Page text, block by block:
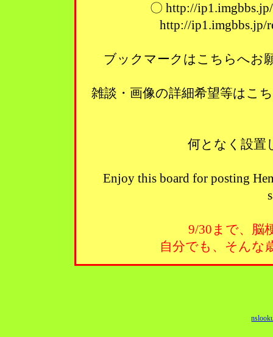
〇 http://
http://
ブックマークはこちらへ
雑談・画像の詳細希望等は
何となく設
Enjoy this board for posting
9/30まで、脳
自分でも、そんな